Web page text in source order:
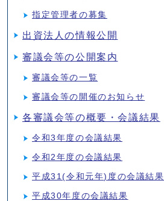
指定管理者の募集
出資法人の情報公開
審議会等の公開案内
審議会等の一覧
審議会等の開催のお知らせ
各審議会等の概要・会議結果
令和3年度の会議結果
令和2年度の会議結果
平成31(令和元年)度の会議結果
平成30年度の会議結果